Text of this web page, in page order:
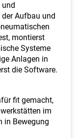
Aufbau und
montierst
Systeme
Anlagen in
die Software.
fit gemacht,
im
in Bewegung